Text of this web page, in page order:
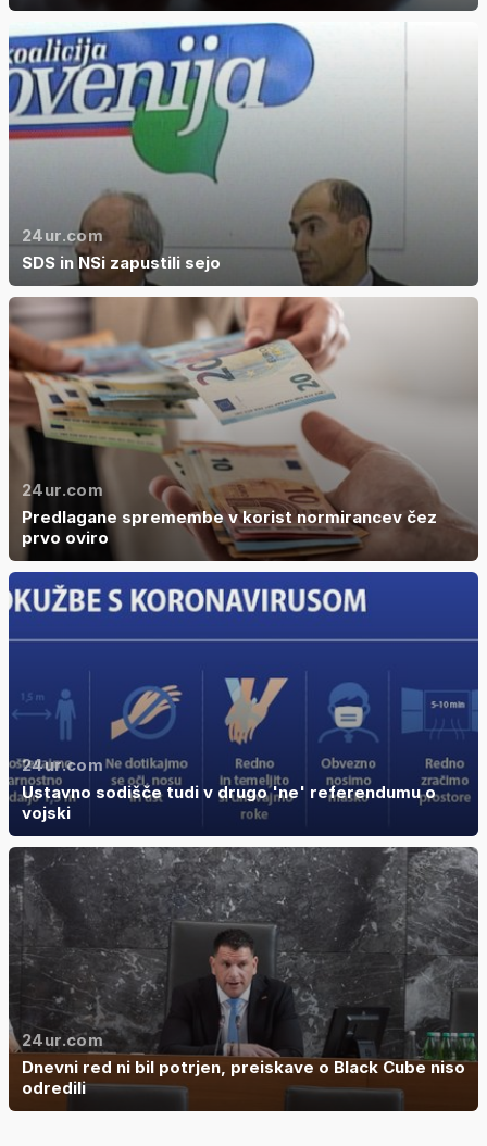
24ur.com
SDS in NSi zapustili sejo
24ur.com
Predlagane spremembe v korist normirancev čez
prvo oviro
24ur.com
Ustavno sodišče tudi v drugo 'ne' referendumu o
vojski
24ur.com
Dnevni red ni bil potrjen, preiskave o Black Cube niso
odredili